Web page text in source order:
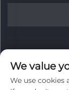
毎週のニュース
We value
We use cookies